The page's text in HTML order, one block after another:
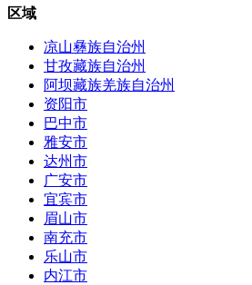
区域
凉山彝族自治州
甘孜藏族自治州
阿坝藏族羌族自治州
资阳市
巴中市
雅安市
达州市
广安市
宜宾市
眉山市
南充市
乐山市
内江市